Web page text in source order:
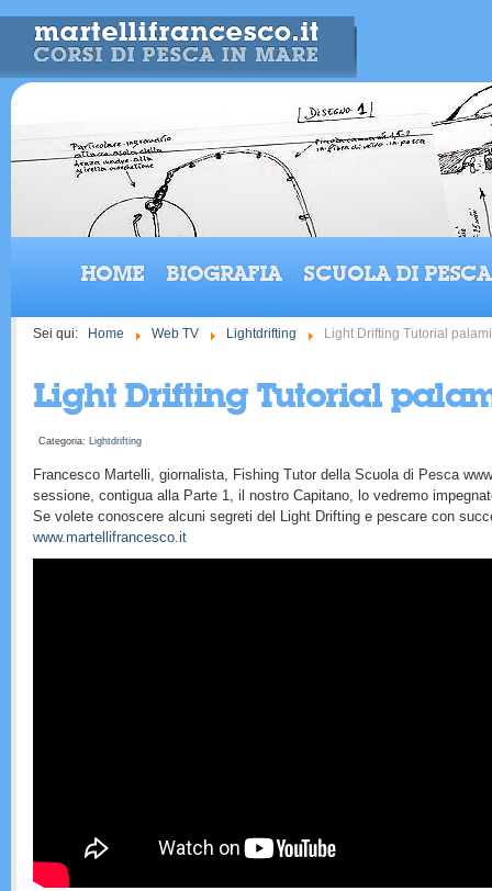
HOME BIOGRAFIA SCUOLA DI PESCA
Sei qui: Home Web TV Lightdrifting Light Drifting Tutorial
Light Drifting Tutorial
Categoria: Lightdrifting
Francesco Martelli, giornalista, Fishing Tutor della Scuola di Pesca
sessione, contigua alla Parte 1, il nostro Capitano, lo vedremo
Se volete conoscere alcuni segreti del Light Drifting e pescare con
www.martellifrancesco.it